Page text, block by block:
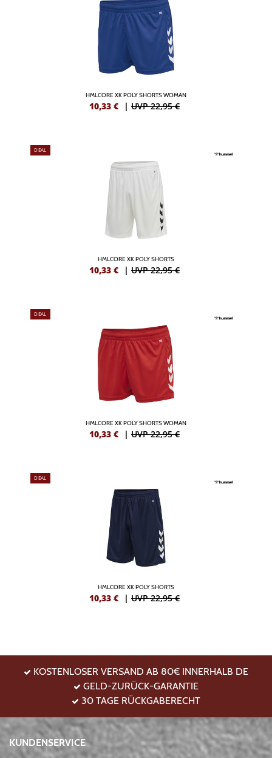
HMLCORE XK POLY SHORTS WOMAN
10,33 € | UVP 22,95 €
DEAL
HMLCORE XK POLY SHORTS
10,33 € | UVP 22,95 €
DEAL
HMLCORE XK POLY SHORTS WOMAN
10,33 € | UVP 22,95 €
DEAL
HMLCORE XK POLY SHORTS
10,33 € | UVP 22,95 €
KOSTENLOSER VERSAND AB 80€ INNERHALB DE
GELD-ZURÜCK-GARANTIE
30 TAGE RÜCKGABERECHT
KUNDENSERVICE